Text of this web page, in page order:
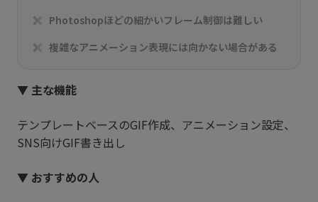
Photoshopほどの細かいフレーム制御は難しい
複雑なアニメーション表現には向かない場合がある
▼ 主な機能
テンプレートベースのGIF作成、アニメーション設定、
SNS向けGIF書き出し
▼ おすすめの人